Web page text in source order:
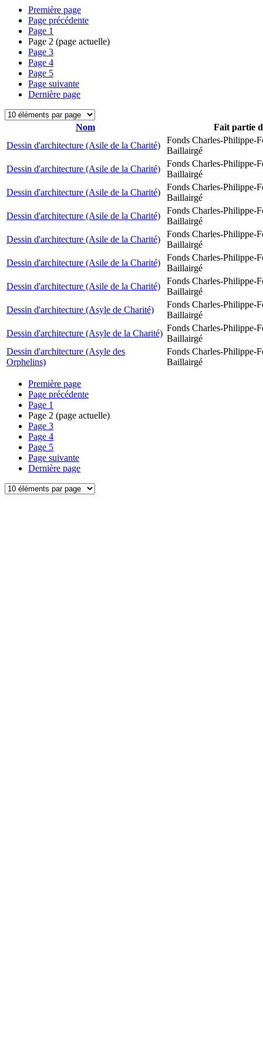
Première page
Page précédente
Page 1
Page 2 (page actuelle)
Page 3
Page 4
Page 5
Page suivante
Dernière page
Nom
Fait partie
Dessin d'architecture (Asile de la Charité)
Fonds Charles-Philippe-
Baillairgé
Dessin d'architecture (Asile de la Charité)
Fonds Charles-Philippe-
Baillairgé
Dessin d'architecture (Asile de la Charité)
Fonds Charles-Philippe-
Baillairgé
Dessin d'architecture (Asile de la Charité)
Fonds Charles-Philippe-
Baillairgé
Dessin d'architecture (Asile de la Charité)
Fonds Charles-Philippe-
Baillairgé
Dessin d'architecture (Asile de la Charité)
Fonds Charles-Philippe-
Baillairgé
Dessin d'architecture (Asile de la Charité)
Fonds Charles-Philippe-
Baillairgé
Dessin d'architecture (Asyle de Charité)
Fonds Charles-Philippe-
Baillairgé
Dessin d'architecture (Asyle de la Charité)
Fonds Charles-Philippe-
Baillairgé
Dessin d'architecture (Asyle des
Orphelins)
Fonds Charles-Philippe-
Baillairgé
Première page
Page précédente
Page 1
Page 2 (page actuelle)
Page 3
Page 4
Page 5
Page suivante
Dernière page